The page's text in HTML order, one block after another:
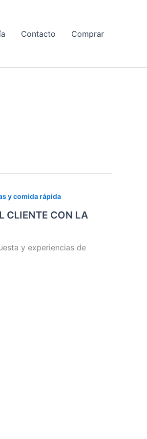
Contacto Comprar
y comida rápida
CLIENTE CON LA
y experiencias de